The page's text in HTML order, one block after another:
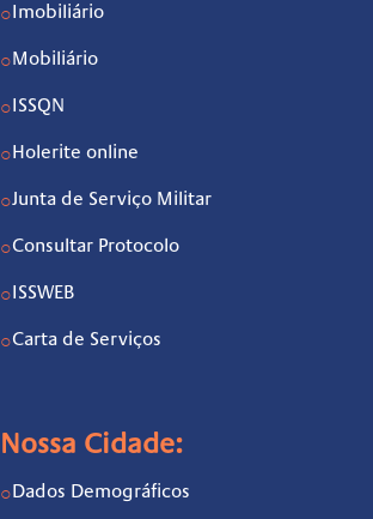
○ Imobiliário
○Mobiliário
○ ISSQN
○ Holerite online
○Junta de Serviço Militar
○Consultar Protocolo
○ ISSWEB
○Carta de Serviços
Nossa Cidade:
○ Dados Demográficos